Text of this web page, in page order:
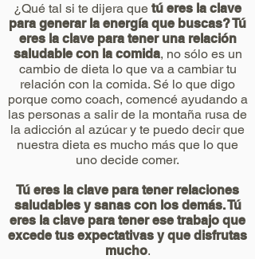
¿Qué tal si te dijera que tú eres la clave
para generar la energía que buscas? Tú
eres la clave para tener una relación
saludable con la comida, no sólo es un
cambio de dieta lo que va a cambiar tu
relación con la comida. Sé lo que digo
porque como coach, comencé ayudando a
las personas a salir de la montaña rusa de
la adicción al azúcar y te puedo decir que
nuestra dieta es mucho más que lo que
uno decide comer.
Tú eres la clave para tener relaciones
saludables y sanas con los demás. Tú
eres la clave para tener ese trabajo que
excede tus expectativas y que disfrutas
mucho.